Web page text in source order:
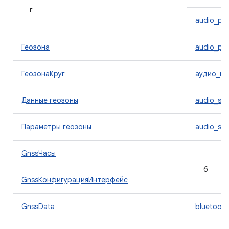
г
Геозона
ГеозонаКруг
Данные геозоны
Параметры геозоны
GnssЧасы
б
GnssКонфигурацияИнтерфейс
GnssData